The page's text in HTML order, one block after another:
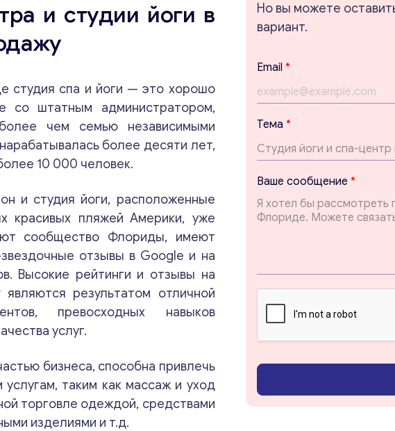
Консультация
ближайшее время.
Email *
и студии йоги в
студия спа и йоги — это хорошо
со штатным администратором,
чем семью независимыми
более десяти лет,
10 000 человек.
и студия йоги, расположенные
красивых пляжей Америки, уже
сообщество Флориды, имеют
отзывы в Google и на
Высокие рейтинги и отзывы на
результатом отличной
превосходных навыков
услуг.
бизнеса, способна привлечь
таким как массаж и уход
торговле одеждой, средствами
изделиями и т.д.
Но вы можете
вариант.
Email *
Тема *
с
о
о
б
и
е
б
е
и
е
Ваше сообщение *